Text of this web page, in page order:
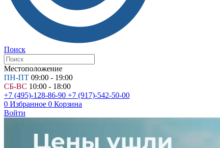
Поиск
Местоположение
ПН-ПТ 09:00 - 19:00
СБ-ВС 10:00 - 18:00
+7 (495)-128-86-90 +7 (917)-542-50-00
0 Избранное 0 Корзина
Войти